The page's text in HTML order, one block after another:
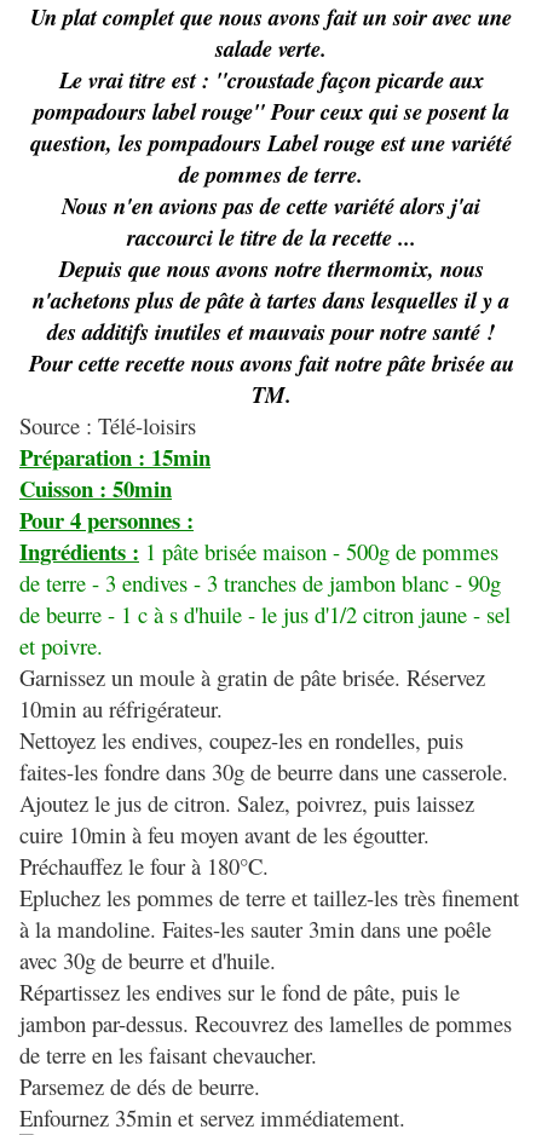
Un plat complet que nous avons fait un soir avec une
salade verte.
Le vrai titre est : "croustade façon picarde aux
pompadours label rouge" Pour ceux qui se posent la
question, les pompadours Label rouge est une variété
de pommes de terre.
Nous n'en avions pas de cette variété alors j'ai
raccourci le titre de la recette ...
Depuis que nous avons notre thermomix, nous
n'achetons plus de pâte à tartes dans lesquelles il y a
des additifs inutiles et mauvais pour notre santé !
Pour cette recette nous avons fait notre pâte brisée au
TM.
Source : Télé-loisirs
Préparation : 15min
Cuisson : 50min
Pour 4 personnes :
Ingrédients : 1 pâte brisée maison - 500g de pommes
de terre - 3 endives - 3 tranches de jambon blanc - 90g
de beurre - 1 c à s d'huile - le jus d'1/2 citron jaune - sel
et poivre.
Garnissez un moule à gratin de pâte brisée. Réservez
10min au réfrigérateur.
Nettoyez les endives, coupez-les en rondelles, puis
faites-les fondre dans 30g de beurre dans une casserole.
Ajoutez le jus de citron. Salez, poivrez, puis laissez
cuire 10min à feu moyen avant de les égoutter.
Préchauffez le four à 180°C.
Epluchez les pommes de terre et taillez-les très finement
à la mandoline. Faites-les sauter 3min dans une poêle
avec 30g de beurre et d'huile.
Répartissez les endives sur le fond de pâte, puis le
jambon par-dessus. Recouvrez des lamelles de pommes
de terre en les faisant chevaucher.
Parsemez de dés de beurre.
Enfournez 35min et servez immédiatement.